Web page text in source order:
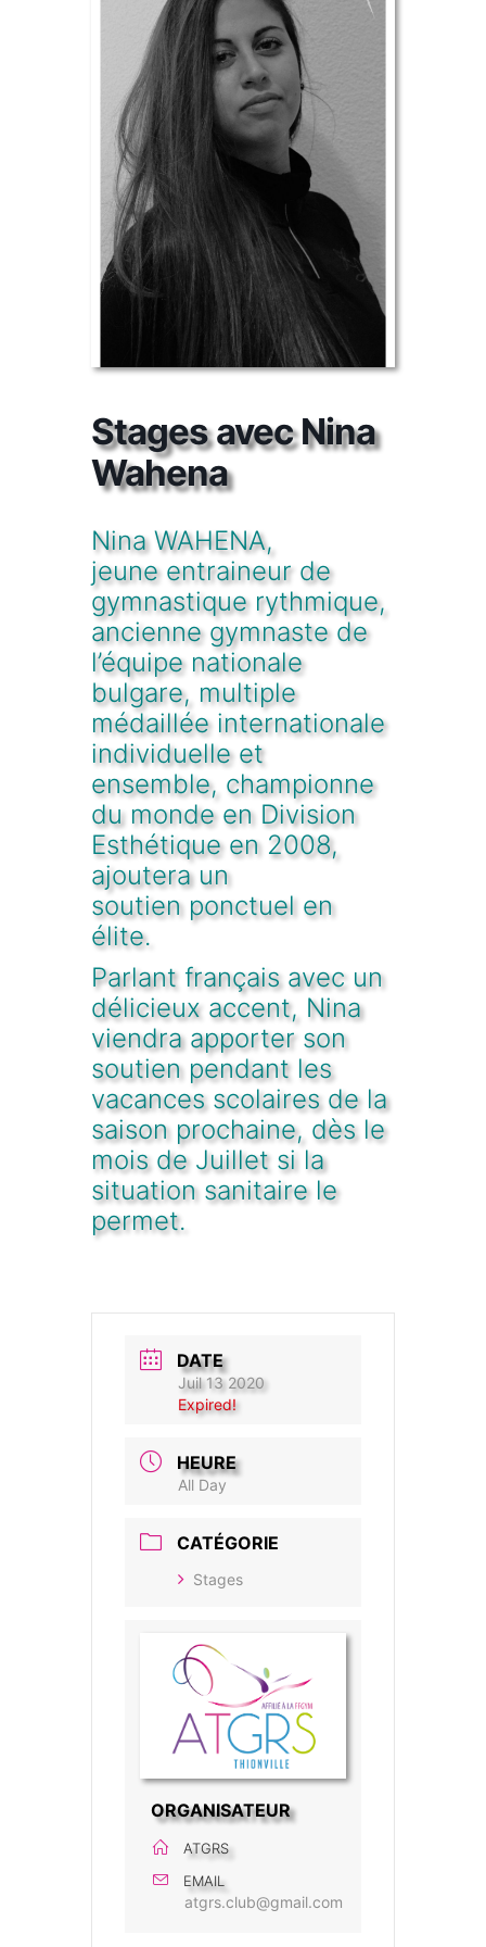
Stages avec Nina
Wahena
Nina WAHENA,
jeune entraineur de
gymnastique rythmique,
ancienne gymnaste de
l’équipe nationale
bulgare, multiple
médaillée internationale
individuelle et
ensemble, championne
du monde en Division
Esthétique en 2008,
ajoutera un
soutien ponctuel en
élite.
Parlant français avec un
délicieux accent, Nina
viendra apporter son
soutien pendant les
vacances scolaires de la
saison prochaine, dès le
mois de Juillet si la
situation sanitaire le
permet.
DATE
Juil 13 2020
Expired!
HEURE
All Day
CATÉGORIE
Stages
ORGANISATEUR
ATGRS
EMAIL
atgrs.club@gmail.com